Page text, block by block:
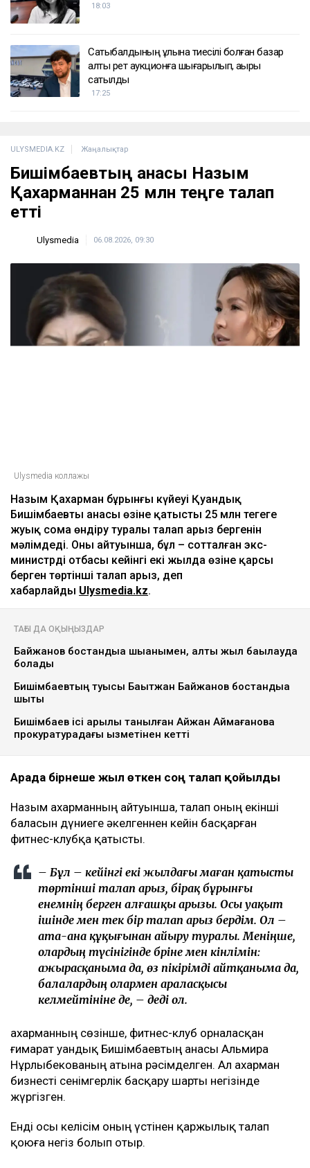
18:03
Сатыбалдының ұлына тиесілі болған базар
алты рет аукционға шығарылып, ақыры
сатылды
17:25
ULYSMEDIA.KZ Жаңалықтар
Бишімбаевтың анасы Назым
Қахарманнан 25 млн теңге талап
етті
Ulysmedia 06.08.2026, 09:30
Ulysmedia коллажы
Назым Қахарман бұрынғы күйеуі Қуандық
Бишімбаевтың анасы өзіне қатысты 25 млн теңгеге
жуық сома өндіру туралы талап арыз бергенін
мәлімдеді. Оның айтуынша, бұл – сотталған экс-
министрдің отбасы кейінгі екі жылда өзіне қарсы
берген төртінші талап арыз, деп
хабарлайды Ulysmedia.kz.
ТАҒЫ ДА ОҚЫҢЫЗДАР
Байжанов бостандыққа шыққанымен, алты жыл бақылауда
болады
Бишімбаевтың туысы Бақытжан Байжанов бостандыққа
шықты
Бишімбаев ісі арқылы танылған Айжан Аймағанова
прокуратурадағы қызметінен кетті
Арада бірнеше жыл өткен соң талап қойылды
Назым Қахарманның айтуынша, талап оның екінші
баласын дүниеге әкелгеннен кейін басқарған
фитнес-клубқа қатысты.
– Бұл – кейінгі екі жылдағы маған қатысты
төртінші талап арыз, бірақ бұрынғы
енемнің берген алғашқы арызы. Осы уақыт
ішінде мен тек бір талап арыз бердім. Ол –
ата-ана құқығынан айыру туралы. Меніңше,
олардың түсінігінде бәріне мен кінәлімін:
ажырасқаныма да, өз пікірімді айтқаныма да,
балалардың олармен араласқысы
келмейтініне де, – деді ол.
Қахарманның сөзінше, фитнес-клуб орналасқан
ғимарат Қуандық Бишімбаевтың анасы Альмира
Нұрлыбекованың атына рәсімделген. Ал Қахарман
бизнесті сенімгерлік басқару шарты негізінде
жүргізген.
Енді осы келісім оның үстінен қаржылық талап
қоюға негіз болып отыр.